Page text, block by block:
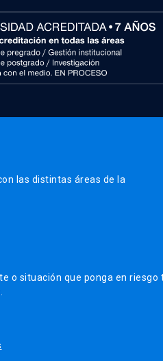
las distintas áreas de la
o situación que ponga en riesgo